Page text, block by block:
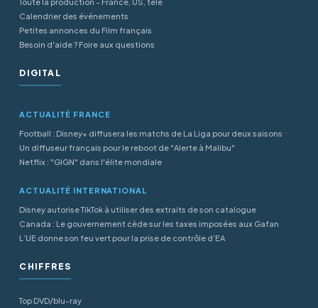
Calendrier des événements
Petites annonces du Film français
Besoin d'aide ? Foire aux questions
DIGITAL
ACTUALITÉ FRANCE
Football : Disney+ diffusera les matchs de La Liga pour deux saisons
Un diffuseur français pour le reboot de "Alerte à Malibu"
Netflix : "GIGN" dans l'élite mondiale
ACTUALITÉ INTERNATIONAL
Disney autorise TikTok à utiliser des extraits de son catalogue
Canada : Le gouvernement cède sur les taxes imposées aux Gafan
L’UE donne son feu vert pour la prise de contrôle d’EA
CHIFFRES
Top DVD/blu-ray